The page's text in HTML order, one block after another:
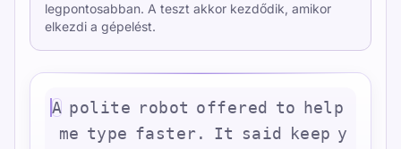
legpontosabban. A teszt akkor kezdődik, amikor
elkezdi a gépelést.
A polite robot offered to help
me type faster. It said keep y